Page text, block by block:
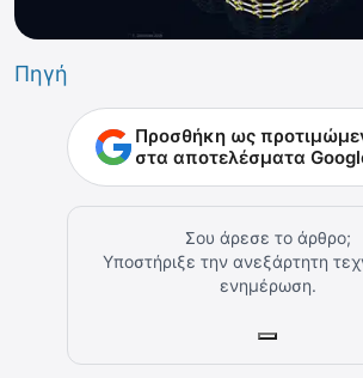
Πηγή
Προσθήκη ως
στα αποτελέσματα
Σου άρεσε το άρθρο;
Υποστήριξε την ανεξάρτητη
ενημέρωση.